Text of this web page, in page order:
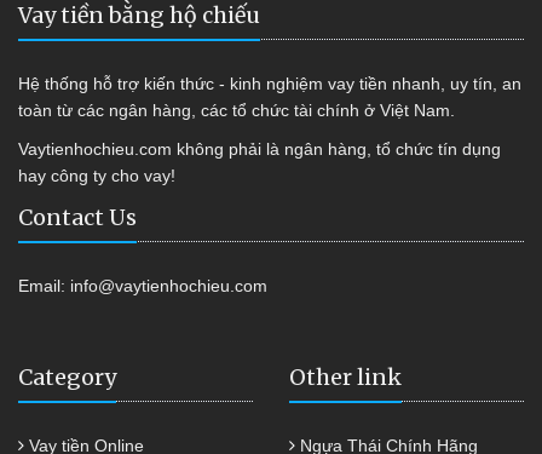
Vay tiền bằng hộ chiếu
Hệ thống hỗ trợ kiến thức - kinh nghiệm vay tiền nhanh, uy tín, an
toàn từ các ngân hàng, các tổ chức tài chính ở Việt Nam.
Vaytienhochieu.com không phải là ngân hàng, tổ chức tín dụng
hay công ty cho vay!
Contact Us
Email: info@vaytienhochieu.com
Category
Vay tiền Online
Other link
Ngựa Thái Chính Hãng